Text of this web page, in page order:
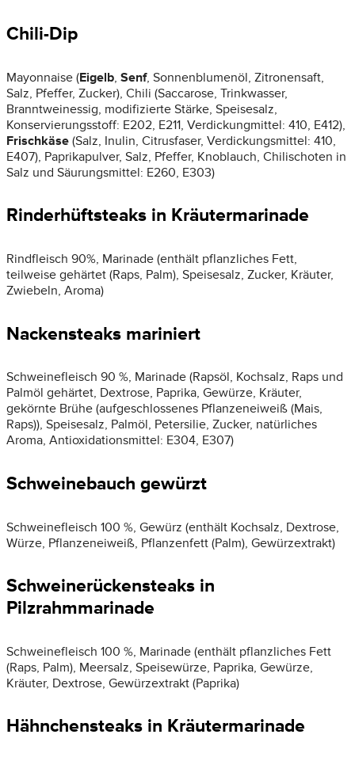
Chili-Dip
Mayonnaise (Eigelb, Senf, Sonnenblumenöl, Zitronensaft,
Salz, Pfeffer, Zucker), Chili (Saccarose, Trinkwasser,
Branntweinessig, modifizierte Stärke, Speisesalz,
Konservierungsstoff: E202, E211, Verdickungmittel: 410, E412),
Frischkäse (Salz, Inulin, Citrusfaser, Verdickungsmittel: 410,
E407), Paprikapulver, Salz, Pfeffer, Knoblauch, Chilischoten in
Salz und Säurungsmittel: E260, E303)
Rinderhüftsteaks in Kräutermarinade
Rindfleisch 90%, Marinade (enthält pflanzliches Fett,
teilweise gehärtet (Raps, Palm), Speisesalz, Zucker, Kräuter,
Zwiebeln, Aroma)
Nackensteaks mariniert
Schweinefleisch 90 %, Marinade (Rapsöl, Kochsalz, Raps und
Palmöl gehärtet, Dextrose, Paprika, Gewürze, Kräuter,
gekörnte Brühe (aufgeschlossenes Pflanzeneiweiß (Mais,
Raps)), Speisesalz, Palmöl, Petersilie, Zucker, natürliches
Aroma, Antioxidationsmittel: E304, E307)
Schweinebauch gewürzt
Schweinefleisch 100 %, Gewürz (enthält Kochsalz, Dextrose,
Würze, Pflanzeneiweiß, Pflanzenfett (Palm), Gewürzextrakt)
Schweinerückensteaks in
Pilzrahmmarinade
Schweinefleisch 100 %, Marinade (enthält pflanzliches Fett
(Raps, Palm), Meersalz, Speisewürze, Paprika, Gewürze,
Kräuter, Dextrose, Gewürzextrakt (Paprika)
Hähnchensteaks in Kräutermarinade